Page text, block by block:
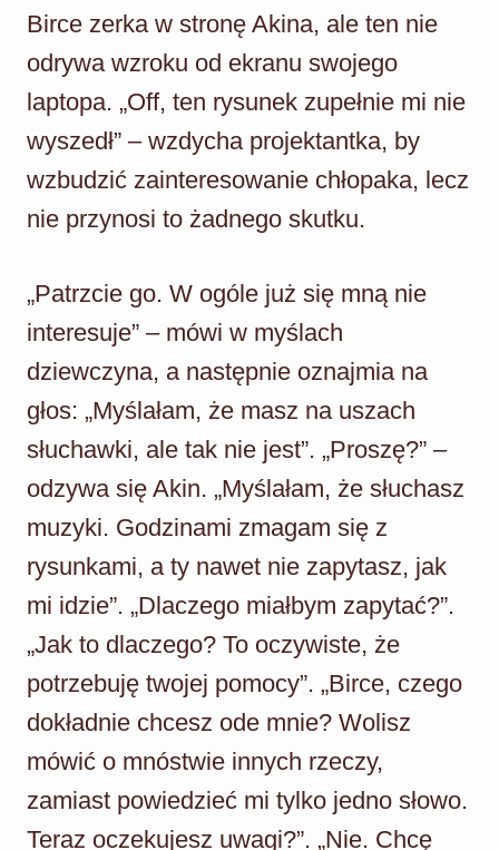
Birce zerka w stronę Akina, ale ten nie
odrywa wzroku od ekranu swojego
laptopa. „Off, ten rysunek zupełnie mi nie
wyszedł” – wzdycha projektantka, by
wzbudzić zainteresowanie chłopaka, lecz
nie przynosi to żadnego skutku.
„Patrzcie go. W ogóle już się mną nie
interesuje” – mówi w myślach
dziewczyna, a następnie oznajmia na
głos: „Myślałam, że masz na uszach
słuchawki, ale tak nie jest”. „Proszę?” –
odzywa się Akin. „Myślałam, że słuchasz
muzyki. Godzinami zmagam się z
rysunkami, a ty nawet nie zapytasz, jak
mi idzie”. „Dlaczego miałbym zapytać?”.
„Jak to dlaczego? To oczywiste, że
potrzebuję twojej pomocy”. „Birce, czego
dokładnie chcesz ode mnie? Wolisz
mówić o mnóstwie innych rzeczy,
zamiast powiedzieć mi tylko jedno słowo.
Teraz oczekujesz uwagi?”. „Nie. Chcę